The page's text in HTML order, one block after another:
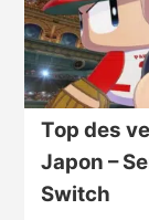
Top des
Japon –
Switch